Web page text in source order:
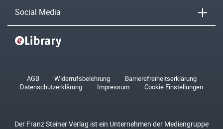
Social Media
AGB Widerrufsbelehrung
Barrierefreiheitserklärung
Datenschutzerklärung
Impressum Cookie Einstellungen
Der Franz Steiner Verlag ist ein Unternehmen der Mediengruppe